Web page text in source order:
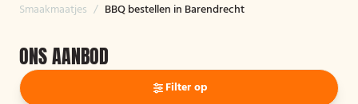
Smaakmaatjes / BBQ bestellen in Barendrecht
ONS AANBOD
Filter op